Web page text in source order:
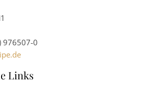
976507-0
Links